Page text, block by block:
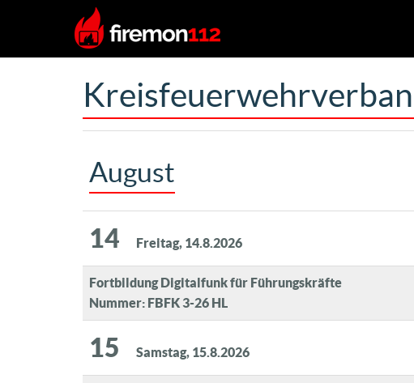
August
14 Freitag, 14.8.2026
Fortbildung Digitalfunk für Führungskräfte
Nummer: FBFK 3-26 HL
15 Samstag, 15.8.2026